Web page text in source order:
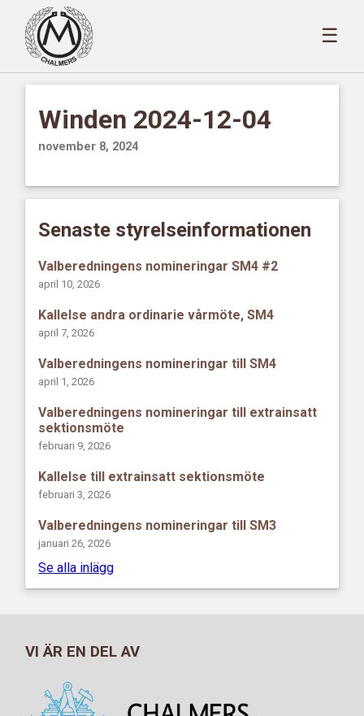
☰
Winden 2024-12-04
november 8, 2024
Senaste styrelseinformationen
Valberedningens nomineringar SM4 #2
april 10, 2026
Kallelse andra ordinarie vårmöte, SM4
april 7, 2026
Valberedningens nomineringar till SM4
april 1, 2026
Valberedningens nomineringar till extrainsatt
sektionsmöte
februari 9, 2026
Kallelse till extrainsatt sektionsmöte
februari 3, 2026
Valberedningens nomineringar till SM3
januari 26, 2026
Se alla inlägg
VI ÄR EN DEL AV